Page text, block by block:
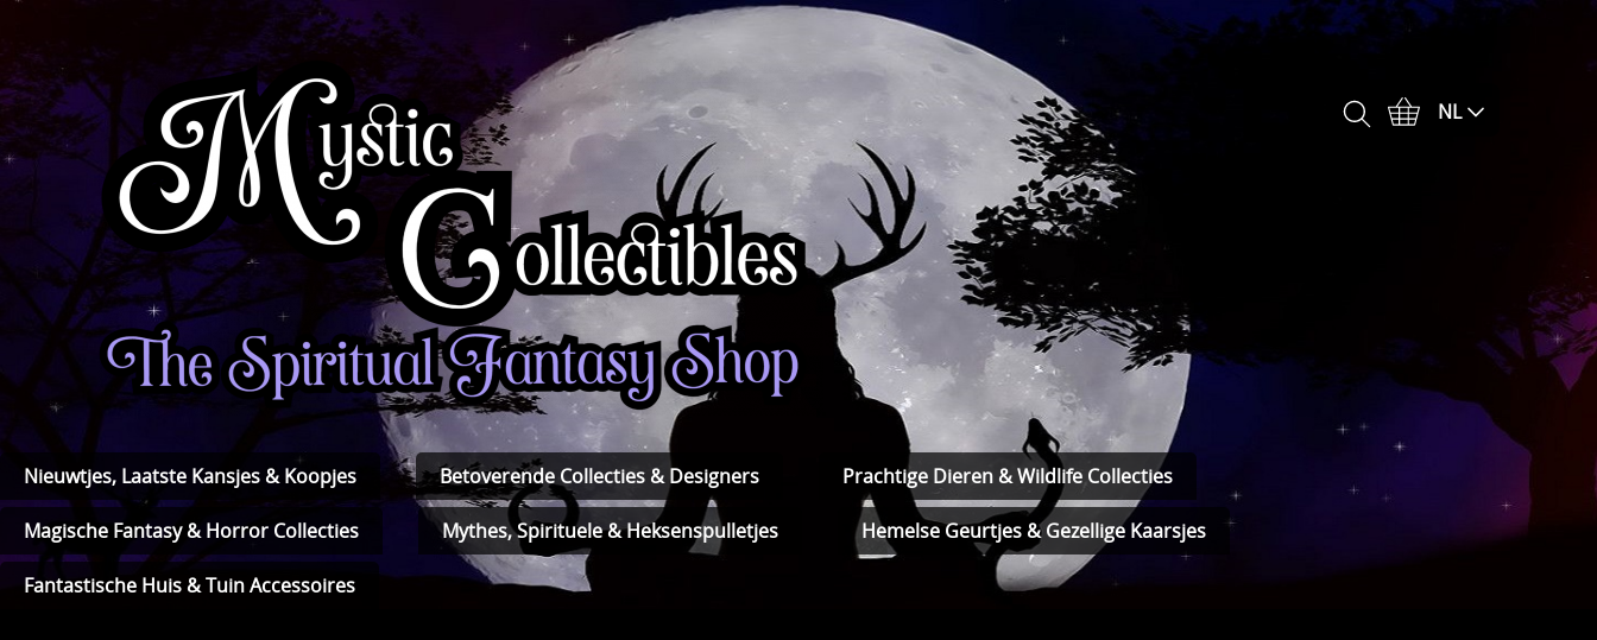
NL
Nieuwtjes, Laatste Kansjes & Koopjes Betoverende Collecties & Designers Prachtige Dieren & Wildlife Collecties
Magische Fantasy & Horror Collecties Mythes, Spirituele & Heksenspulletjes Hemelse Geurtjes & Gezellige Kaarsjes
Fantastische Huis & Tuin Accessoires